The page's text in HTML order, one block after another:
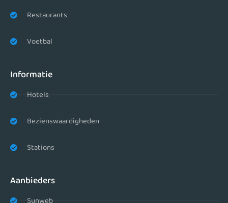
Restaurants
Voetbal
Informatie
Hotels
Bezienswaardigheden
Stations
Aanbieders